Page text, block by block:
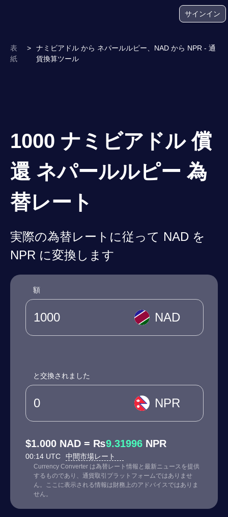
サインイン
表
紙
>
ナミビアドル から ネパールルピー、NAD から NPR - 通
貨換算ツール
1000 ナミビアドル 償
還 ネパールルピー 為
替レート
実際の為替レートに従って NAD を
NPR に変換します
額
NAD
と交換されました
NPR
$1.000 NAD = ₨9.31996 NPR
00:14 UTC 中間市場レート
Currency Converter は為替レート情報と最新ニュースを提供
するものであり、通貨取引プラットフォームではありませ
ん。ここに表示される情報は財務上のアドバイスではありま
せん。